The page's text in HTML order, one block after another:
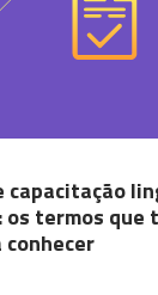
capacitação
termos que
conhecer